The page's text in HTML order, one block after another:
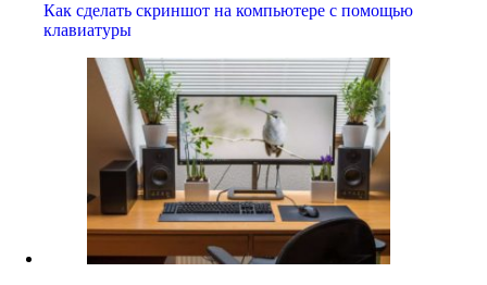
Как сделать скриншот на компьютере с помощью
клавиатуры